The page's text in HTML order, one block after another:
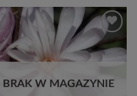
Dodaj
do
listy
BRAK W MAGAZYNIE